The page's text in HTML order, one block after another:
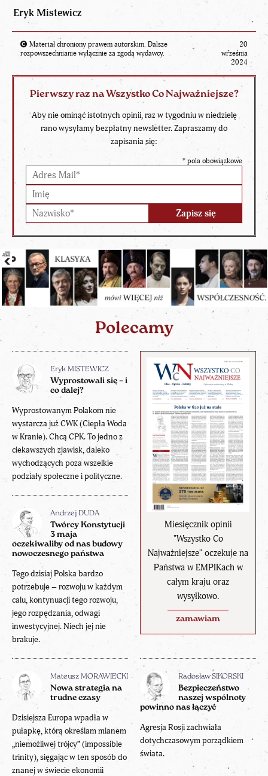
Eryk Mistewicz
Materiał chroniony prawem autorskim. Dalsze
rozpowszechnianie wyłącznie za zgodą wydawcy.
20
września
2024
Pierwszy raz na Wszystko Co Najważniejsze?
Aby nie ominąć istotnych opinii, raz w tygodniu w niedzielę
rano wysyłamy bezpłatny newsletter. Zapraszamy do
zapisania się:
* pola obowiązkowe
Polecamy
Miesięcznik opinii
"Wszystko Co
Najważniejsze" oczekuje na
Państwa w EMPIKach w
całym kraju oraz
wysyłkowo.
zamawiam
Eryk MISTEWICZ
Wyprostowali się – i
co dalej?
Wyprostowanym Polakom nie
wystarcza już CWK (Ciepła Woda
w Kranie). Chcą CPK. To jedno z
ciekawszych zjawisk, daleko
wychodzących poza wszelkie
podziały społeczne i polityczne.
Andrzej DUDA
Twórcy Konstytucji
3 maja
oczekiwaliby od nas budowy
nowoczesnego państwa
Tego dzisiaj Polska bardzo
potrzebuje – rozwoju w każdym
calu, kontynuacji tego rozwoju,
jego rozpędzania, odwagi
inwestycyjnej. Niech jej nie
brakuje.
Mateusz MORAWIECKI
Nowa strategia na
trudne czasy
Dzisiejsza Europa wpadła w
pułapkę, którą określam mianem
„niemożliwej trójcy” (impossible
trinity), sięgając w ten sposób do
znanej w świecie ekonomii
Radosław SIKORSKI
Bezpieczeństwo
naszej wspólnoty
powinno nas łączyć
Agresja Rosji zachwiała
dotychczasowym porządkiem
świata.